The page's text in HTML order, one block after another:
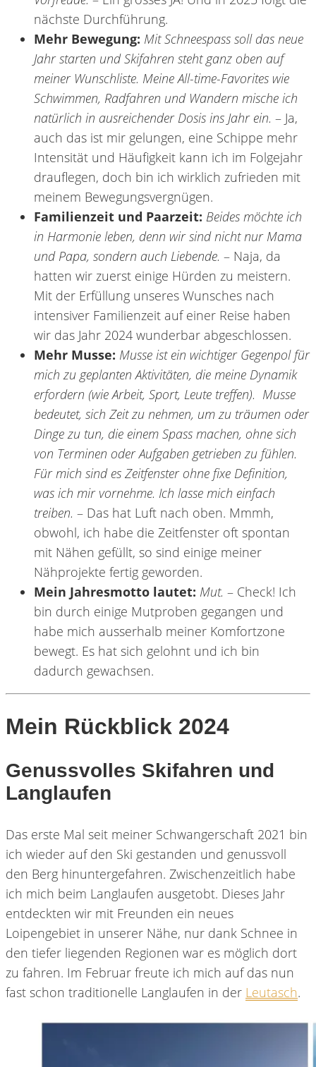
nächste Durchführung.
Mehr Bewegung: Mit Schneespass soll das neue
Jahr starten und Skifahren steht ganz oben auf
meiner Wunschliste. Meine All-time-Favorites wie
Schwimmen, Radfahren und Wandern mische ich
natürlich in ausreichender Dosis ins Jahr ein. – Ja,
auch das ist mir gelungen, eine Schippe mehr
Intensität und Häufigkeit kann ich im Folgejahr
drauflegen, doch bin ich wirklich zufrieden mit
meinem Bewegungsvergnügen.
Familienzeit und Paarzeit: Beides möchte ich
in Harmonie leben, denn wir sind nicht nur Mama
und Papa, sondern auch Liebende. – Naja, da
hatten wir zuerst einige Hürden zu meistern.
Mit der Erfüllung unseres Wunsches nach
intensiver Familienzeit auf einer Reise haben
wir das Jahr 2024 wunderbar abgeschlossen.
Mehr Musse: Musse ist ein wichtiger Gegenpol für
mich zu geplanten Aktivitäten, die meine Dynamik
erfordern (wie Arbeit, Sport, Leute treffen). Musse
bedeutet, sich Zeit zu nehmen, um zu träumen oder
Dinge zu tun, die einem Spass machen, ohne sich
von Terminen oder Aufgaben getrieben zu fühlen.
Für mich sind es Zeitfenster ohne fixe Definition,
was ich mir vornehme. Ich lasse mich einfach
treiben. – Das hat Luft nach oben. Mmmh,
obwohl, ich habe die Zeitfenster oft spontan
mit Nähen gefüllt, so sind einige meiner
Nähprojekte fertig geworden.
Mein Jahresmotto lautet: Mut. – Check! Ich
bin durch einige Mutproben gegangen und
habe mich ausserhalb meiner Komfortzone
bewegt. Es hat sich gelohnt und ich bin
dadurch gewachsen.
Mein Rückblick 2024
Genussvolles Skifahren und
Langlaufen
Das erste Mal seit meiner Schwangerschaft 2021 bin
ich wieder auf den Ski gestanden und genussvoll
den Berg hinuntergefahren. Zwischenzeitlich habe
ich mich beim Langlaufen ausgetobt. Dieses Jahr
entdeckten wir mit Freunden ein neues
Loipengebiet in unserer Nähe, nur dank Schnee in
den tiefer liegenden Regionen war es möglich dort
zu fahren. Im Februar freute ich mich auf das nun
fast schon traditionelle Langlaufen in der Leutasch.